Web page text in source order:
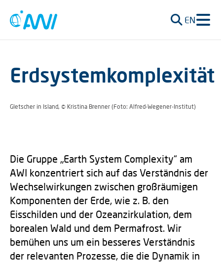
EN
Erdsystemkomplexität
Gletscher in Island, © Kristina Brenner (Foto: Alfred-Wegener-Institut)
Die Gruppe „Earth System Complexity“ am
AWI konzentriert sich auf das Verständnis der
Wechselwirkungen zwischen großräumigen
Komponenten der Erde, wie z. B. den
Eisschilden und der Ozeanzirkulation, dem
borealen Wald und dem Permafrost. Wir
bemühen uns um ein besseres Verständnis
der relevanten Prozesse, die die Dynamik in